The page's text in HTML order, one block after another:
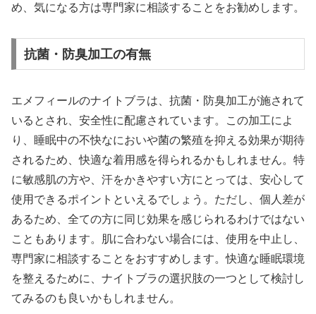
め、気になる方は専門家に相談することをお勧めします。
抗菌・防臭加工の有無
エメフィールのナイトブラは、抗菌・防臭加工が施されて
いるとされ、安全性に配慮されています。この加工によ
り、睡眠中の不快なにおいや菌の繁殖を抑える効果が期待
されるため、快適な着用感を得られるかもしれません。特
に敏感肌の方や、汗をかきやすい方にとっては、安心して
使用できるポイントといえるでしょう。ただし、個人差が
あるため、全ての方に同じ効果を感じられるわけではない
こともあります。肌に合わない場合には、使用を中止し、
専門家に相談することをおすすめします。快適な睡眠環境
を整えるために、ナイトブラの選択肢の一つとして検討し
てみるのも良いかもしれません。